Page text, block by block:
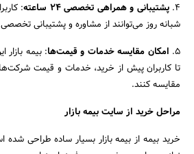
4. پشتیبانی و همراهی تخصصی ۲۴ ساعته
:
شبانه‌ روز می‌توانند از مشاوره و پشتیبانی
5. امکان مقایسه خدمات و قیمت‌ها: بیمه بازار
تا کاربران پیش از خرید، خدمات و قیمت
مقایسه کنند.
مراحل خرید از سایت بیمه بازار
خرید بیمه از بیمه بازار بسیار ساده طراحی شده